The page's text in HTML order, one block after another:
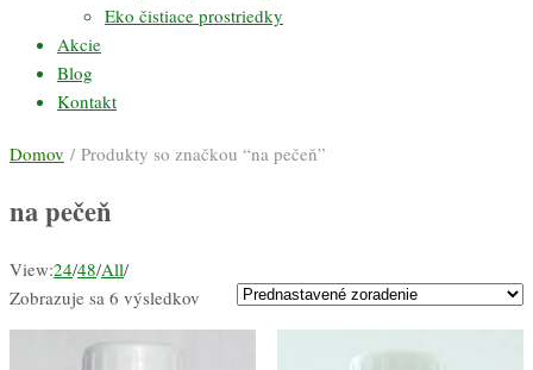
Eko čistiace prostriedky
Akcie
Blog
Kontakt
Domov / Produkty so značkou “na pečeň”
na pečeň
View:24/48/All/
Zobrazuje sa 6 výsledkov